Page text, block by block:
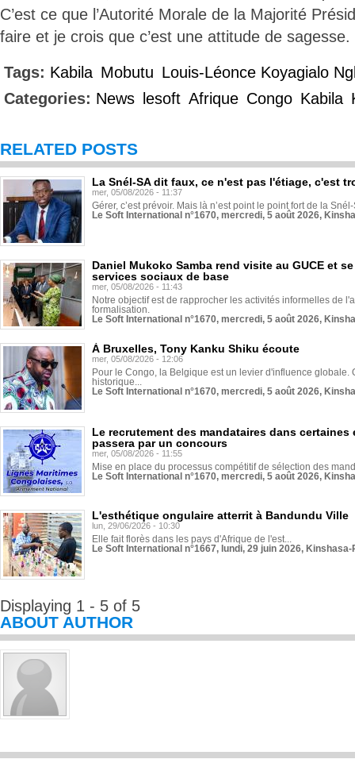
C’est ce que l’Autorité Morale de la Majorité
faire et je crois que c’est une attitude de sagesse.
Tags: Kabila Mobutu Louis-Léonce Koyagialo
Categories: News lesoft Afrique Congo Kabila
RELATED POSTS
La Snél-SA dit faux, ce n'est pas l'étiage, c'est
mer, 05/08/2026 - 11:37
Gérer, c’est prévoir. Mais là n’est point le point fort de la
Le Soft International n°1670, mercredi, 5 août 2026,
Daniel Mukoko Samba rend visite au GUCE et
services sociaux de base
mer, 05/08/2026 - 11:43
Notre objectif est de rapprocher les activités informelles de
formalisation.
Le Soft International n°1670, mercredi, 5 août 2026,
À Bruxelles, Tony Kanku Shiku écoute
mer, 05/08/2026 - 12:06
Pour le Congo, la Belgique est un levier d'influence globale.
historique...
Le Soft International n°1670, mercredi, 5 août 2026,
Le recrutement des mandataires dans
passera par un concours
mer, 05/08/2026 - 11:55
Mise en place du processus compétitif de sélection des
Le Soft International n°1670, mercredi, 5 août 2026,
L'esthétique ongulaire atterrit à Bandundu Ville
lun, 29/06/2026 - 10:30
Elle fait florès dans les pays d'Afrique de l'est...
Le Soft International n°1667, lundi, 29 juin 2026,
Displaying 1 - 5 of 5
ABOUT AUTHOR